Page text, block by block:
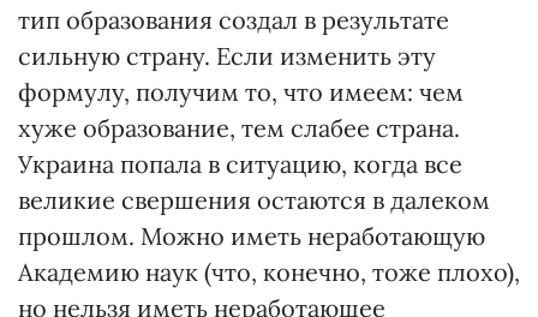
тип образования создал в результате
сильную страну. Если изменить эту
формулу, получим то, что имеем: чем
хуже образование, тем слабее страна.
Украина попала в ситуацию, когда все
великие свершения остаются в далеком
прошлом. Можно иметь неработающую
Академию наук (что, конечно, тоже плохо),
но нельзя иметь неработающее